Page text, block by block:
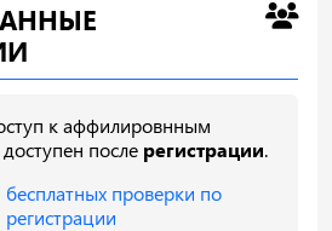
к аффилировнным
после регистрации.
проверки по
регистрации